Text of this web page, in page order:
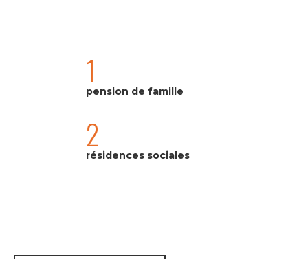
1
pension de famille
2
résidences sociales